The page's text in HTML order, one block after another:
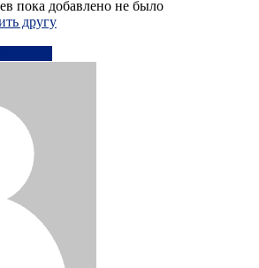
пока добавлено не было
другу